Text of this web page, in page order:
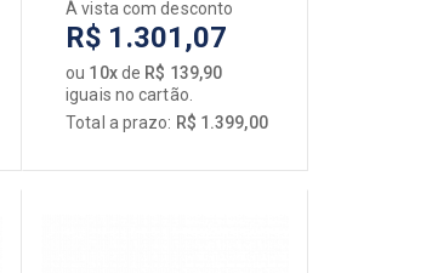
Saxofones
Trombones
Trompetes
[+] Ver todos
À vista com desconto
R$ 1.301,07
ou 10xde R$ 139,90
iguais no cartão.
Total a prazo: R$ 1.399,00